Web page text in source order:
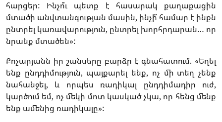
հարցեր: Ինչո՞ւ պետք է հասարակ քաղաքացին
մտածի անվտանգության մասին, ինչի՞ համար է ինքն
ընտրել կառավարություն, ընտրել խորհրդարան… որ
նրանք մտածեն»:
Քոչարյանն իր շանսերը բարձր է գնահատում. «Եղել
ենք ընդդիմություն, պայքարել ենք, ոչ մի տեղ չենք
նահանջել, և որպես ռադիկալ ընդդիմադիր ուժ,
կարծում եմ, ոչ մեկի մոտ կասկած չկա, որ հենց մենք
ենք ամենից ռադիկալը»: